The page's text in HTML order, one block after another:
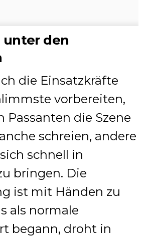
unter den
die Einsatzkräfte
vorbereiten,
Passanten die Szene
schreien, andere
schnell in
bringen. Die
ist mit Händen zu
als normale
begann, droht in